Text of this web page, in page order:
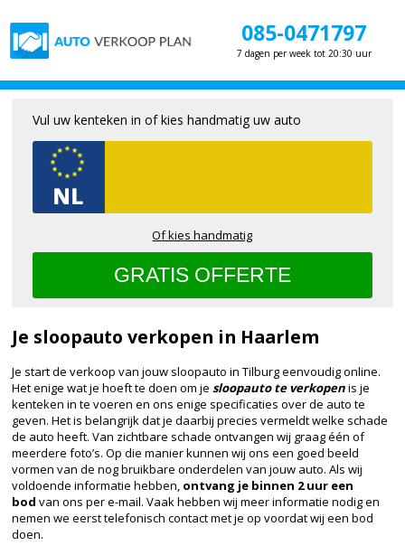
085-0471797
7 dagen per week tot 20:30 uur
Je sloopauto verkopen in Haarlem
Je start de verkoop van jouw sloopauto in Tilburg eenvoudig online.
Het enige wat je hoeft te doen om jesloopauto te verkopenis je
kenteken in te voeren en ons enige specificaties over de auto te
geven. Het is belangrijk dat je daarbij precies vermeldt welke schade
de auto heeft. Van zichtbare schade ontvangen wij graag één of
meerdere foto’s. Op die manier kunnen wij ons een goed beeld
vormen van de nog bruikbare onderdelen van jouw auto. Als wij
voldoende informatie hebben, ontvang je binnen 2 uur een
bodvan ons per e-mail. Vaak hebben wij meer informatie nodig en
nemen we eerst telefonisch contact met je op voordat wij een bod
doen.
Vul uw kenteken in of kies handmatig uw auto
Of kies handmatig